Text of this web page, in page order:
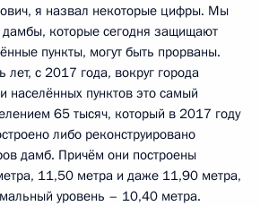
я назвал некоторые цифры. Мы
дамбы, которые сегодня защищают
пункты, могут быть прорваны.
лет, с 2017 года, вокруг города
населённых пунктов это самый
65 тысяч, который в 2017 году
либо реконструировано
дамб. Причём они построены
11,50 метра и даже 11,90 метра,
уровень – 10,40 метра.